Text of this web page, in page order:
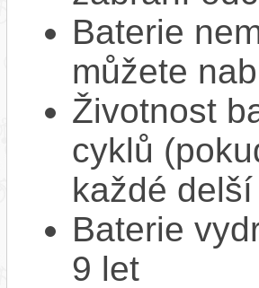
Baterie
můžete
Životnost
cyklů
každé
Baterie
9 let